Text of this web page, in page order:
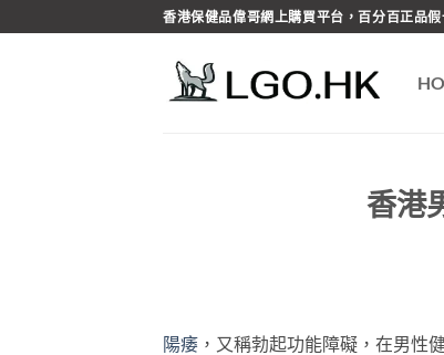
to
香港保健品偉哥網上購買平台，百分百正品
香港
陽痿 ，又稱勃起功能障礙，在男性